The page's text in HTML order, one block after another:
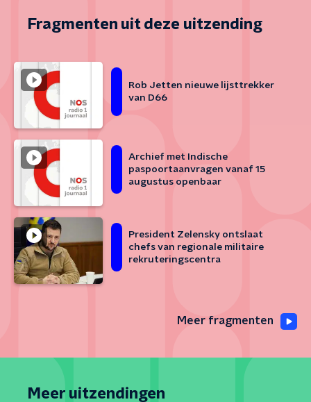
Fragmenten uit deze uitzending
Rob Jetten nieuwe lijsttrekker
van D66
Archief met Indische
paspoortaanvragen vanaf 15
augustus openbaar
President Zelensky ontslaat
chefs van regionale militaire
rekruteringscentra
Meer fragmenten
Meer uitzendingen